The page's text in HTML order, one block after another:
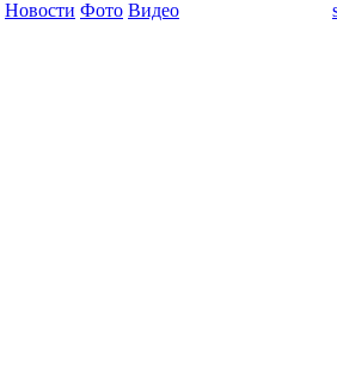
Новости Фото Видео